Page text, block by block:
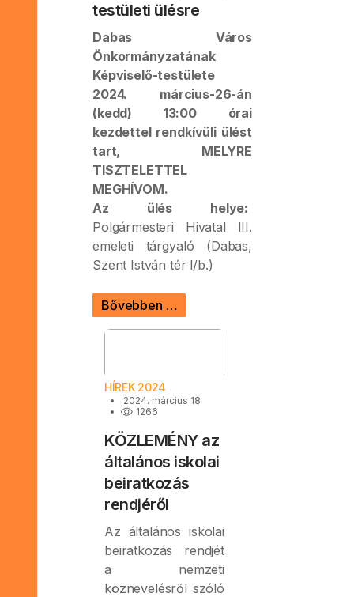
testületi ülésre
Dabas Város
Önkormányzatának
Képviselő-testülete
2024. március-26-án
(kedd) 13:00 órai
kezdettel rendkívüli ülést
tart, MELYRE
TISZTELETTEL
MEGHÍVOM.
Az ülés helye:
Polgármesteri Hivatal III.
emeleti tárgyaló (Dabas,
Szent István tér l/b.)
Bővebben …
HÍREK 2024
2024. március 18
1266
KÖZLEMÉNY az
általános iskolai
beiratkozás
rendjéről
Az általános iskolai
beiratkozás rendjét
a nemzeti
köznevelésről szóló